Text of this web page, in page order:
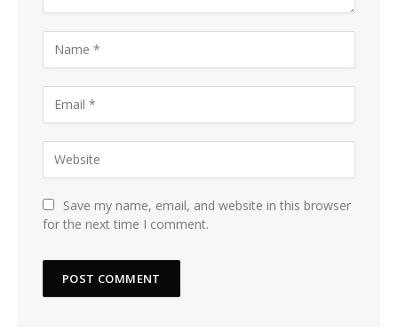
Save my name, email, and website in this browser
for the next time I comment.